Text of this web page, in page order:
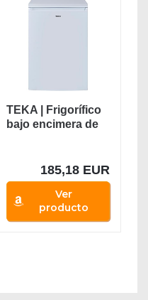
TEKA | Frigorífico
bajo encimera de
185,18 EUR
Ver
producto